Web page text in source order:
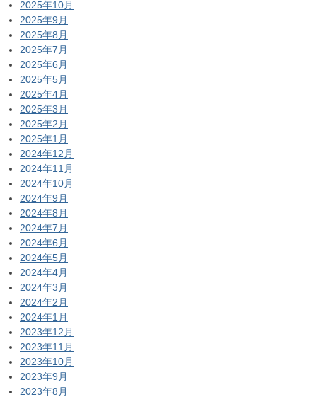
2025年10月
2025年9月
2025年8月
2025年7月
2025年6月
2025年5月
2025年4月
2025年3月
2025年2月
2025年1月
2024年12月
2024年11月
2024年10月
2024年9月
2024年8月
2024年7月
2024年6月
2024年5月
2024年4月
2024年3月
2024年2月
2024年1月
2023年12月
2023年11月
2023年10月
2023年9月
2023年8月